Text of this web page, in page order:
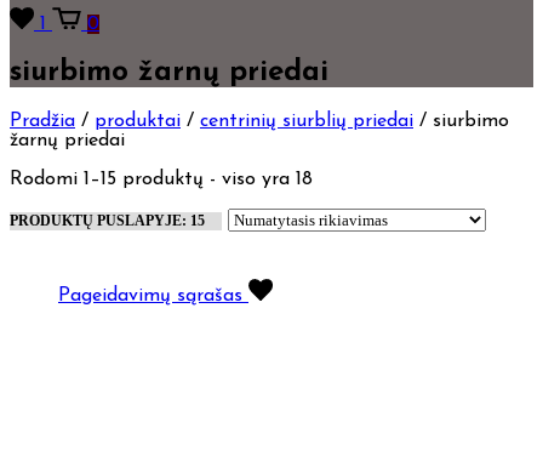
0
siurbimo žarnų priedai
Pradžia / produktai / centrinių siurblių priedai / siurbimo
žarnų priedai
Rodomi 1–15 produktų - viso yra 18
Pageidavimų sąrašas